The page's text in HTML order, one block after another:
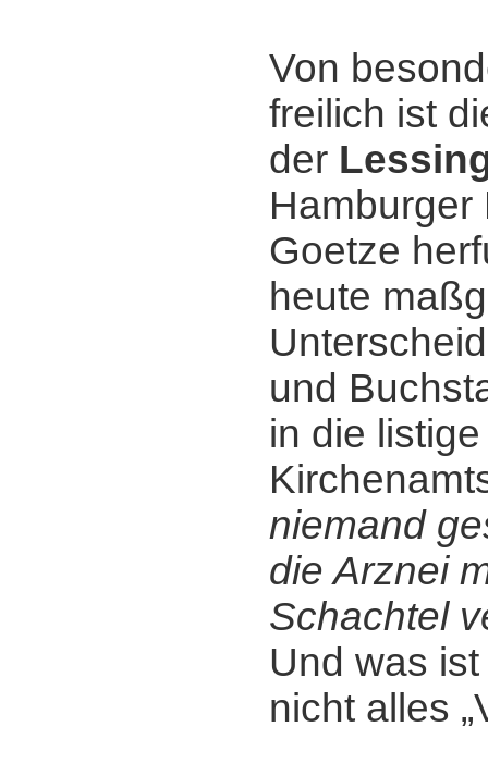
Von
freilich ist
der
Hamburger
Goetze
heute
und
in die
niemand
die Arznei
Schachtel
Und was
nicht alles